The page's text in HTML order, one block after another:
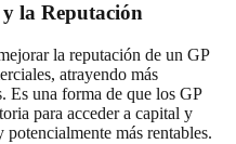
la Reputación
la reputación de un GP
atrayendo más
Es una forma de que los GP
para acceder a capital y
más rentables.